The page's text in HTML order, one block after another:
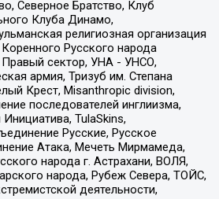
Северное Братство, Клуб
Клуба Динамо,
религиозная организация
Русского народа
сектор, УНА - УНСО,
армия, Тризуб им. Степана
Крест, Misanthropic division,
последователей инглиизма,
TulaSkins,
Русские, Русское
Атака, Мечеть Мирмамеда,
народа г. Астрахани, ВОЛЯ,
народа, Рубеж Севера, ТОЙС,
деятельности,